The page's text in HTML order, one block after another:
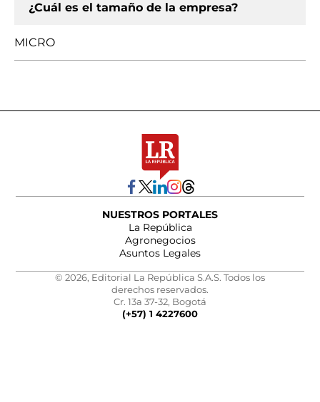
¿Cuál es el tamaño de la empresa?
MICRO
NUESTROS PORTALES
La República
Agronegocios
Asuntos Legales
© 2026, Editorial La República S.A.S. Todos los
derechos reservados.
Cr. 13a 37-32, Bogotá
(+57) 1 4227600